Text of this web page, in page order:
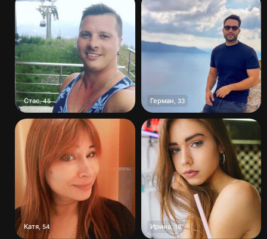
Стас,45 Герман 33
Катя 54 Ирина, 18